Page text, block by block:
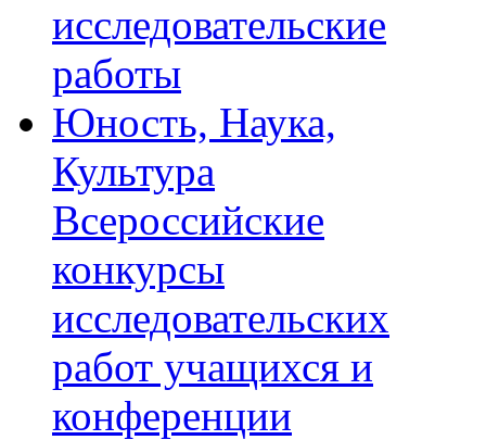
исследовательские
работы
Юность, Наука,
Культура
Всероссийские
конкурсы
исследовательских
работ учащихся и
конференции